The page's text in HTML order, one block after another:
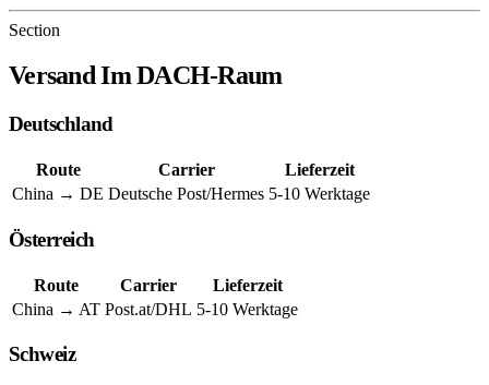
Section
Versand Im DACH-Raum
Deutschland
Route Carrier
Lieferzeit
China → DE Deutsche Post/Hermes 5-10 Werktage
Österreich
Route Carrier
Lieferzeit
China → AT Post.at/DHL 5-10 Werktage
Schweiz